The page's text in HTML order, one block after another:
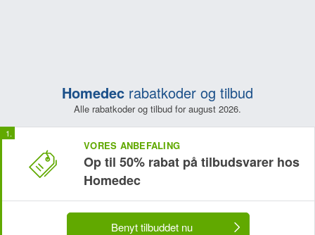
Homedec rabatkoder og tilbud
Alle rabatkoder og tilbud for august 2026.
VORES ANBEFALING
Op til 50% rabat på tilbudsvarer hos
Homedec
Benyt tilbuddet nu